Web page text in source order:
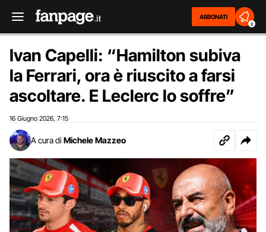
ABBONATI
2
Ivan Capelli: “Hamilton subiva
la Ferrari, ora è riuscito a farsi
ascoltare. E Leclerc lo soffre”
16 Giugno 2026 7:15
A cura di Michele Mazzeo